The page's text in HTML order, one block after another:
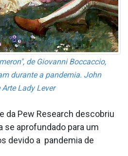
de Giovanni Boccaccio,
durante a pandemia. John
Lady Lever
da Pew Research descobriu
se aprofundado para um
devido a pandemia de